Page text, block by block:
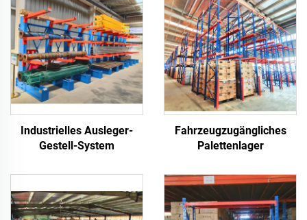
Industrielles Ausleger-
Gestell-System
Fahrzeugzugängliches
Palettenlager